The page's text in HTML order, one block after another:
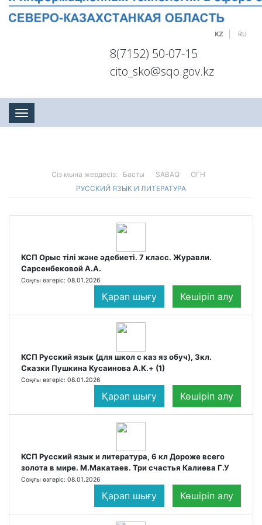
KZ RU
8(7152) 50-07-15
cito_sko@sqo.gov.kz
Toggle navigation
Сіз мына жердесіз: Басты SABAQ
ОГН
РУССКИЙ ЯЗЫК И ЛИТЕРАТУРА
КСП Орыс тілі және әдебиеті. 7 класс. Журавли.
Сарсенбековой А.А.
Соңғы өзгеріс: 08.01.2026
Қарап шығу Көшіріп алу
КСП Русский язык (для школ с каз яз обуч), 3кл.
Сказки Пушкина Кусаинова А.К.+ (1)
Соңғы өзгеріс: 08.01.2026
Қарап шығу Көшіріп алу
КСП Русский язык и литература, 6 кл Дороже всего
золота в мире. М.Макатаев. Три счастья Калиева Г.У
Соңғы өзгеріс: 08.01.2026
Қарап шығу Көшіріп алу